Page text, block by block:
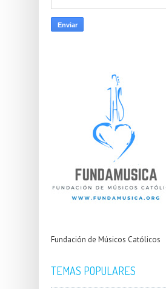
Fundación de Músicos Católicos
TEMAS POPULARES